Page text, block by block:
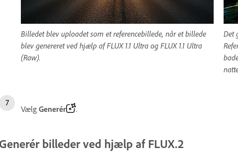
Billedet blev uploadet som et referencebillede, når et billede
blev genereret ved hjælp af FLUX 1.1 Ultra og FLUX 1.1 Ultra
(Raw).
Det
Vælg Generér .
Generér billeder ved hjælp af FLUX.2